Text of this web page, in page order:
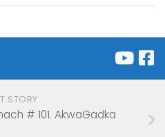
STORY
# 101. AkwaGadka